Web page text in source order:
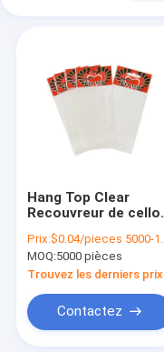
Hang Top Clear
Recouvreur de cello
les bijoux cadeau
Taille personnalisée
Prix:$0.04/pieces 5000-19999 pieces
MOQ:5000 pièces
Trouvez les derniers prix
Contactez